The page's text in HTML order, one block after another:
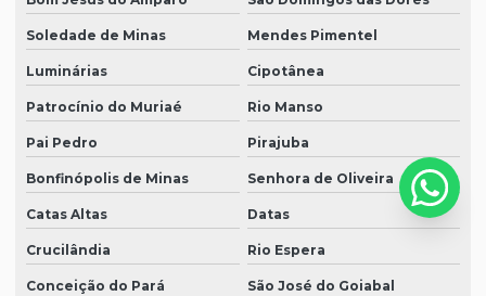
Soledade de Minas Mendes Pimentel
Luminárias Cipotânea
Patrocínio do Muriaé Rio Manso
Pai Pedro Pirajuba
Bonfinópolis de Minas Senhora de Oliveira
Catas Altas Datas
Crucilândia Rio Espera
Conceição do Pará São José do Goiabal